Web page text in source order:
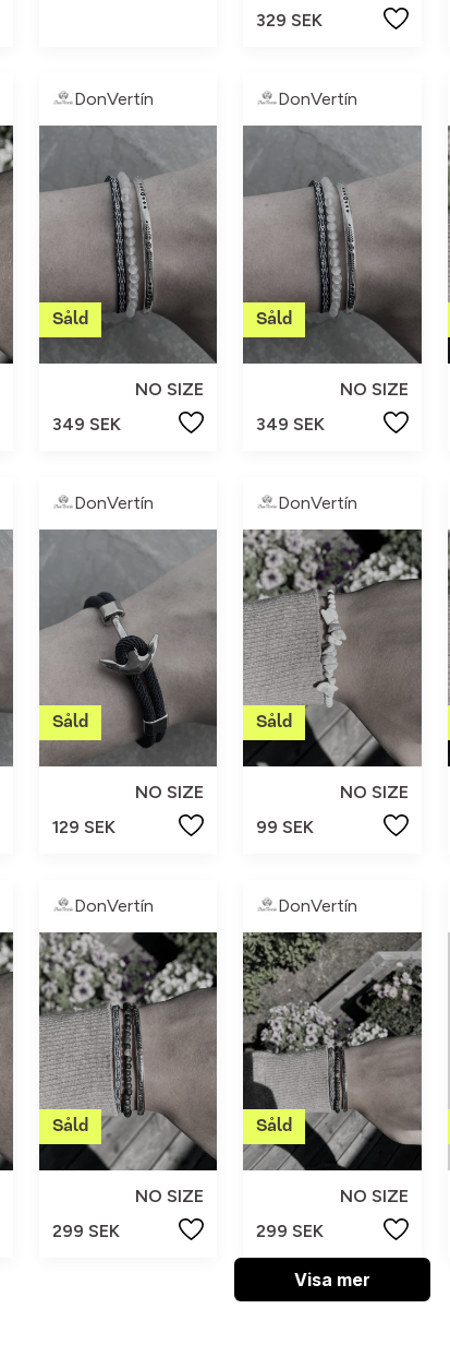
329 SEK
DonVertín
NO SIZE
349 SEK
DonVertín
NO SIZE
349 SEK
DonVertín
NO SIZE
129 SEK
DonVertín
NO SIZE
99 SEK
DonVertín
NO SIZE
299 SEK
DonVertín
NO SIZE
299 SEK
Visa mer